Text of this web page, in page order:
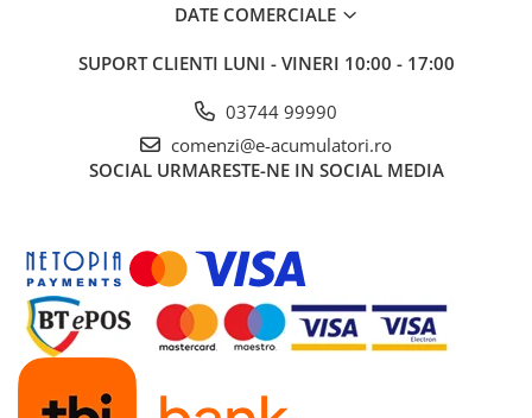
Pompe de caldura
DATE COMERCIALE
SUPORT CLIENTI LUNI - VINERI 10:00 - 17:00
03744 99990
comenzi@e-acumulatori.ro
SOCIAL URMARESTE-NE IN SOCIAL MEDIA